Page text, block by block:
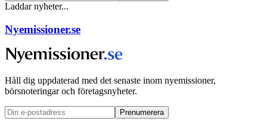
Laddar nyheter...
Nyemissioner.se
Håll dig uppdaterad med det senaste inom nyemissioner,
börsnoteringar och företagsnyheter.
Prenumerera